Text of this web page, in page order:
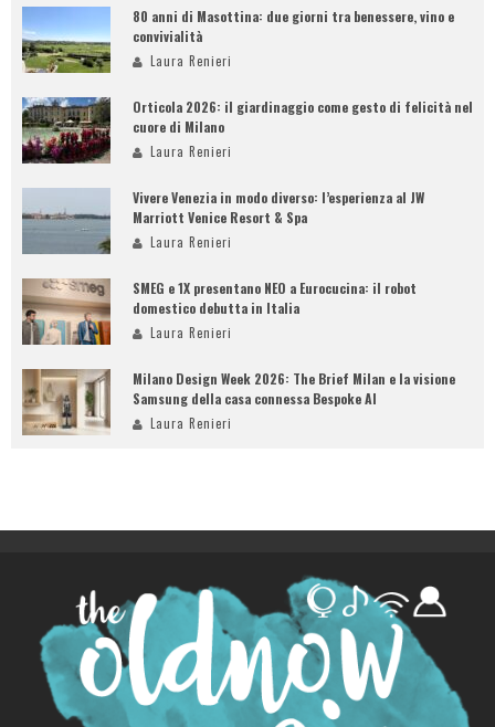
80 anni di Masottina: due giorni tra benessere, vino e
convivialità
Laura Renieri
Orticola 2026: il giardinaggio come gesto di felicità nel
cuore di Milano
Laura Renieri
Vivere Venezia in modo diverso: l’esperienza al JW
Marriott Venice Resort & Spa
Laura Renieri
SMEG e 1X presentano NEO a Eurocucina: il robot
domestico debutta in Italia
Laura Renieri
Milano Design Week 2026: The Brief Milan e la visione
Samsung della casa connessa Bespoke AI
Laura Renieri